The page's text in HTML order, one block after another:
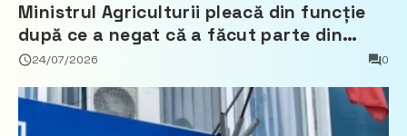
Ministrul Agriculturii pleacă din funcție
după ce a negat că a făcut parte din
Partidul Democrat
24/07/2026 0